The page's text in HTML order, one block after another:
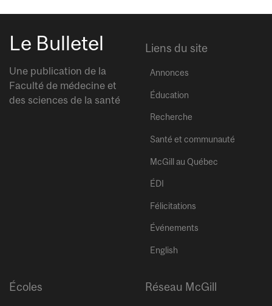
Le Bulletel
Une publication de la
Faculté de médecine et
des sciences de la santé
Liens du site
Annonces
Éducation
Recherche
Santé et communauté
McGill au Québec
ÉDI
Félicitations
Événements
English
Écoles Réseau McGill